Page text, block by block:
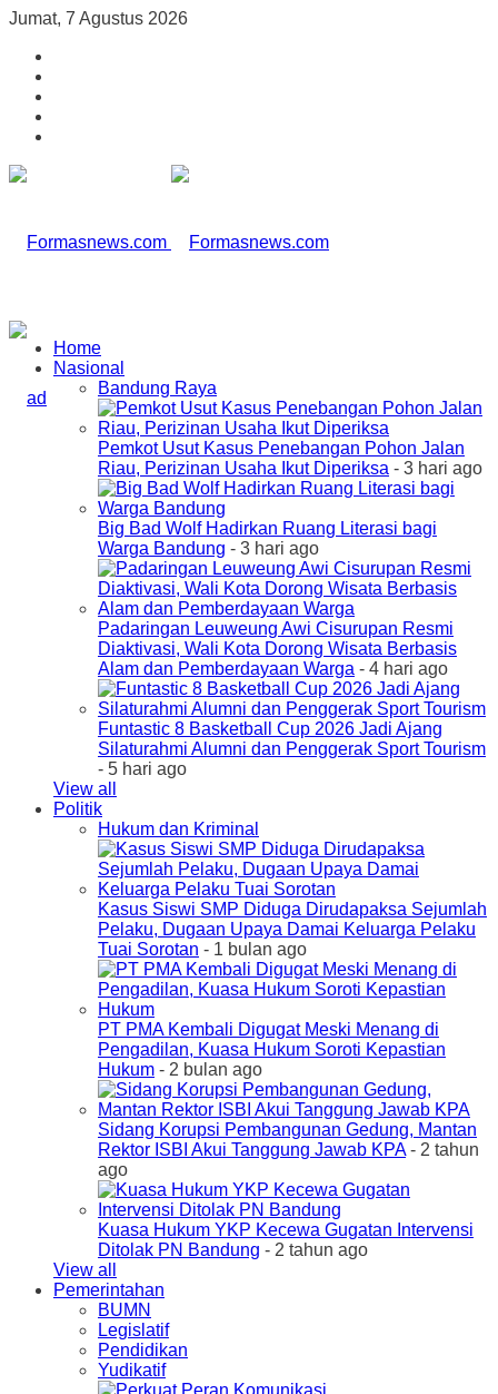
Jumat, 7 Agustus 2026
Home
Nasional
Bandung Raya
Pemkot Usut Kasus Penebangan Pohon Jalan
Riau, Perizinan Usaha Ikut Diperiksa - 3 hari ago
Big Bad Wolf Hadirkan Ruang Literasi bagi
Warga Bandung - 3 hari ago
Padaringan Leuweung Awi Cisurupan Resmi
Diaktivasi, Wali Kota Dorong Wisata Berbasis
Alam dan Pemberdayaan Warga - 4 hari ago
Funtastic 8 Basketball Cup 2026 Jadi Ajang
Silaturahmi Alumni dan Penggerak Sport Tourism
- 5 hari ago
View all
Politik
Hukum dan Kriminal
Kasus Siswi SMP Diduga Dirudapaksa Sejumlah
Pelaku, Dugaan Upaya Damai Keluarga Pelaku
Tuai Sorotan - 1 bulan ago
PT PMA Kembali Digugat Meski Menang di
Pengadilan, Kuasa Hukum Soroti Kepastian
Hukum - 2 bulan ago
Sidang Korupsi Pembangunan Gedung, Mantan
Rektor ISBI Akui Tanggung Jawab KPA- 2 tahun
ago
Kuasa Hukum YKP Kecewa Gugatan Intervensi
Ditolak PN Bandung - 2 tahun ago
View all
Pemerintahan
BUMN
Legislatif
Pendidikan
Yudikatif